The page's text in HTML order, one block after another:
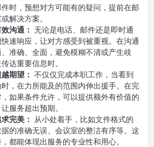
时，预想对方可能有的疑问，提前在邮
解决方案。
沟通： 无论是电话、邮件还是即时通
速响应，让对方感受到被重视。在沟通
准确、全面，避免模糊不清或产生歧
达重要信息时。
期望： 不仅仅完成本职工作，当看到
，在力所能及的范围内伸出援手。在完
如果条件允许，可以提供额外有价值的
服务超出预期。
完美： 从小处着手，比如文件格式的
的准确无误、会议室的整洁有序等。这
都能体现出服务的专业性和用心。